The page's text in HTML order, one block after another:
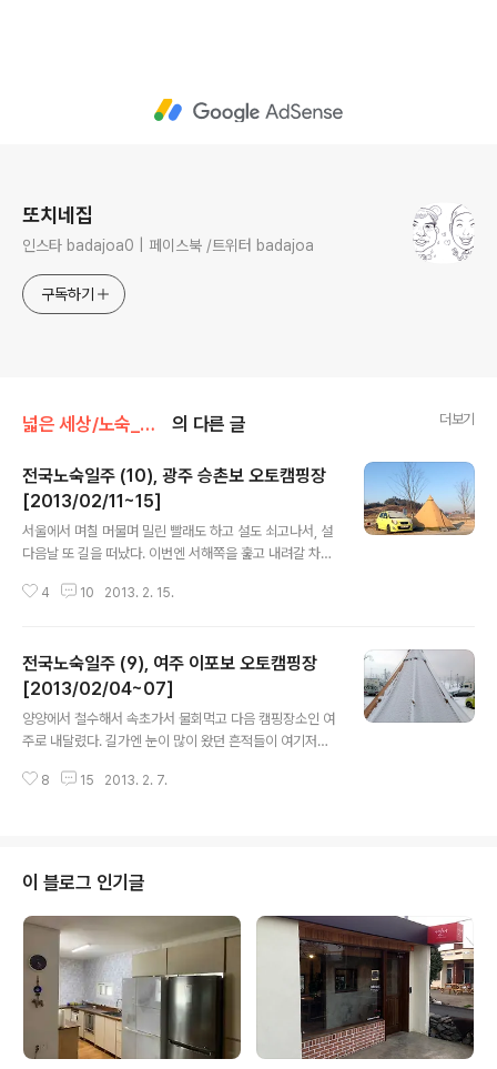
또치네집
인스타 badajoa0 | 페이스북 /트위터 badajoa
구독하기
넓은 세상/노숙_캠핑 의 다른 글 더보기
전국노숙일주 (10), 광주 승촌보 오토캠핑장
[2013/02/11~15]
서울에서 며칠 머물며 밀린 빨래도 하고 설도 쇠고나서, 설
다음날 또 길을 떠났다. 이번엔 서해쪽을 훑고 내려갈 차례
욕장들이(학암포와 몽산포만 제외), 요금을 받고 운영하는
만 사람이 워낙 많이 몰리는 곳이라... 태안반도는 아예 건
너 뛰기로 했다. 그러다보니, 충청도쪽를 패쓰하고, 전라도
로 막바로 가야하는 상황. ㅡ.ㅡ 그래서 변산반도부터 가야
하는데, 서울에서 거리가 좀 되다보니, 아무래도 늦게 도착
해서 텐트자리찾고 어쩌고 하는게 부담이라, 경로상으로는
약간 거꾸로 움직여야 하지만, 예약하면 확실히 자리가 확
4 10 2013. 2. 15.
전국노숙일주 (9), 여주 이포보 오토캠핑장
[2013/02/04~07]
양양에서 철수해서 속초가서 물회먹고 다음 캠핑장소인 여
주로 내달렸다. 길가엔 눈이 많이 왔던 흔적들이 여기저기
녹은 물들이 흥건한 경우도 있었다. 그런데, 마리가 그 위를
황하지는 않는데, 물이나 얼음위를 지날때는 겁을 내는거
다... 머리를 내 다리에 박거나(꿩인줄 아나?ㅋ), 아예 발 아
래로 내려가서 구석에서 또아리를 틀거나... ㅡ.ㅡ 암튼... 우
여곡절끝에 캠핑장에 들어가니... 아.뿔.싸... 온통 눈 밭, 어
디가 캠지이고 어디가 길인지도 모를... ㅡ.ㅡ;;; 전날 눈이
많..
8 15 2013. 2. 7.
이 블로그 인기글